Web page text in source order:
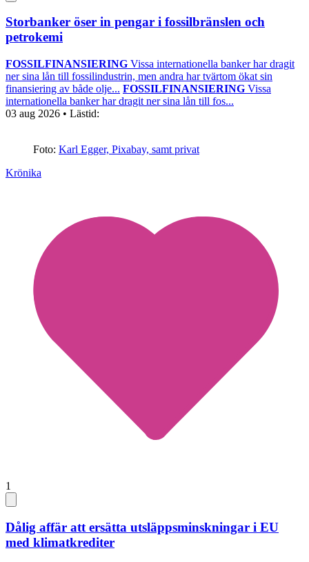
Storbanker öser in pengar i fossilbränslen och
petrokemi
FOSSILFINANSIERING Vissa internationella banker har dragit
ner sina lån till fossilindustrin, men andra har tvärtom ökat sin
finansiering av både olje... FOSSILFINANSIERING Vissa
internationella banker har dragit ner sina lån till fos...
03 aug 2026 • Lästid:
Foto: Karl Egger, Pixabay, samt privat
Krönika
1
Dålig affär att ersätta utsläppsminskningar i EU
med klimatkrediter